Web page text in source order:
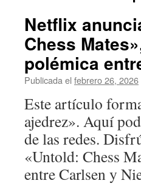
Netflix
Chess
polémica
Publicada el febrero 26, 2026
Este artículo
ajedrez». Aquí
de las redes.
«Untold: Chess
entre Carlsen y